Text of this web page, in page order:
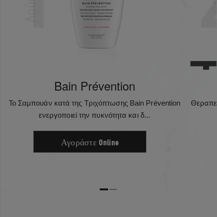
Bain Prévention
Το Σαμπουάν κατά της Τριχόπτωσης Bain Prévention
ενεργοποιεί την πυκνότητα και δ...
Αγοράστε Online